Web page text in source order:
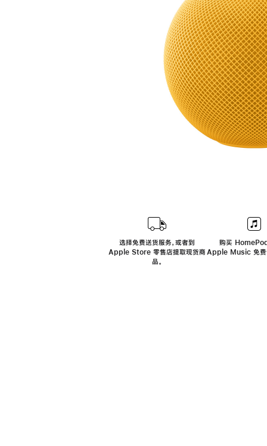
选择免费送货服务，或者到
Apple Store 零售店提取现货商
品。
购买
Apple Music 免费